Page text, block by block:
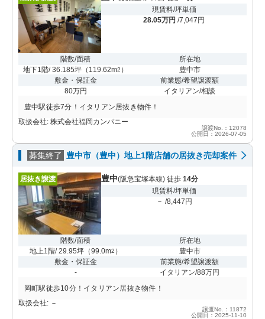
現賃料/坪単価
28.05万円 /7,047円
階数/面積
地下1階/ 36.185坪 （ 119.62m2 ）
所在地
豊中市
敷金・保証金
80万円
前業態/希望譲渡額
イタリアン/相談
豊中駅徒歩7分！イタリアン居抜き物件！
取扱会社: 株式会社福岡カンパニー
譲渡No.：12078
公開日：2026-07-05
募集終了 豊中市（豊中）地上1階店舗の居抜き売却案件
居抜き譲渡 豊中(阪急宝塚本線) 徒歩 14分
現賃料/坪単価
－ /8,447円
階数/面積
地上1階/ 29.95坪（99.0m2 ）
所在地
豊中市
敷金・保証金
-
前業態/希望譲渡額
イタリアン/88万円
岡町駅徒歩10分！イタリアン居抜き物件！
取扱会社: －
譲渡No.：11872
公開日：2025-11-10